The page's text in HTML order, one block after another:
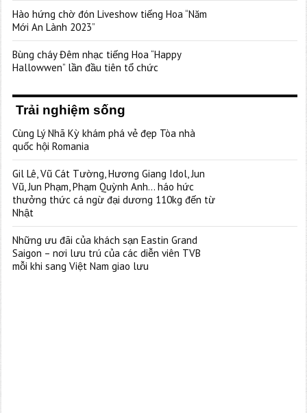
Hào hứng chờ đón Liveshow tiếng Hoa “Năm
Mới An Lành 2023”
Bùng cháy Đêm nhạc tiếng Hoa “Happy
Hallowwen” lần đầu tiên tổ chức
Trải nghiệm sống
Cùng Lý Nhã Kỳ khám phá vẻ đẹp Tòa nhà
quốc hội Romania
Gil Lê, Vũ Cát Tường, Hương Giang Idol, Jun
Vũ, Jun Phạm, Phạm Quỳnh Anh… háo hức
thưởng thức cá ngừ đại dương 110kg đến từ
Nhật
Những ưu đãi của khách sạn Eastin Grand
Saigon – nơi lưu trú của các diễn viên TVB
mỗi khi sang Việt Nam giao lưu